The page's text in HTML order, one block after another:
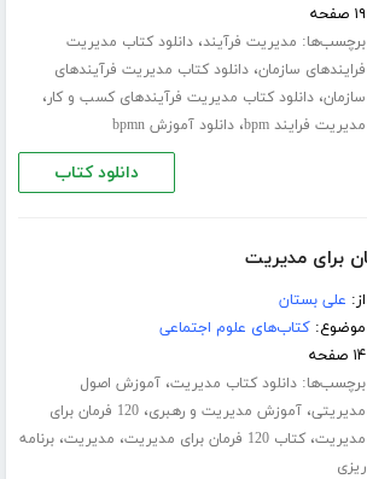
۱۹ صفحه
برچسب‌ها: مدیریت فرآیند،دانلود کتاب مدیریت
فرایندهای سازمان،دانلود کتاب مدیریت فرآیندهای
سازمان،دانلود کتاب مدیریت فرآیندهای کسب و کار،
مدیریت فرایند bpm ،دانلود آموزش bpmn
دانلود کتاب
از: علی بستان
موضوع:کتاب‌های علوم اجتماعی
۱۴ صفحه
برچسب‌ها:دانلود کتاب مدیریت،آموزش اصول
مدیریتی،آموزش مدیریت و رهبری،
120 فرمان برای
مدیریت،کتاب 120 فرمان برای مدیریت ، مدیریت،برنامه
ریزی